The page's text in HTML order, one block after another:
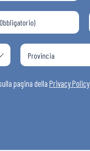
pagina della Privacy Policy